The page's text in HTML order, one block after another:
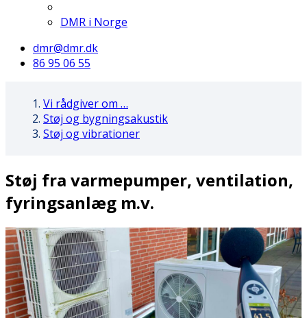
DMR i Norge
dmr@dmr.dk
86 95 06 55
Vi rådgiver om …
Støj og bygningsakustik
Støj og vibrationer
Støj fra varmepumper, ventilation,
fyringsanlæg m.v.